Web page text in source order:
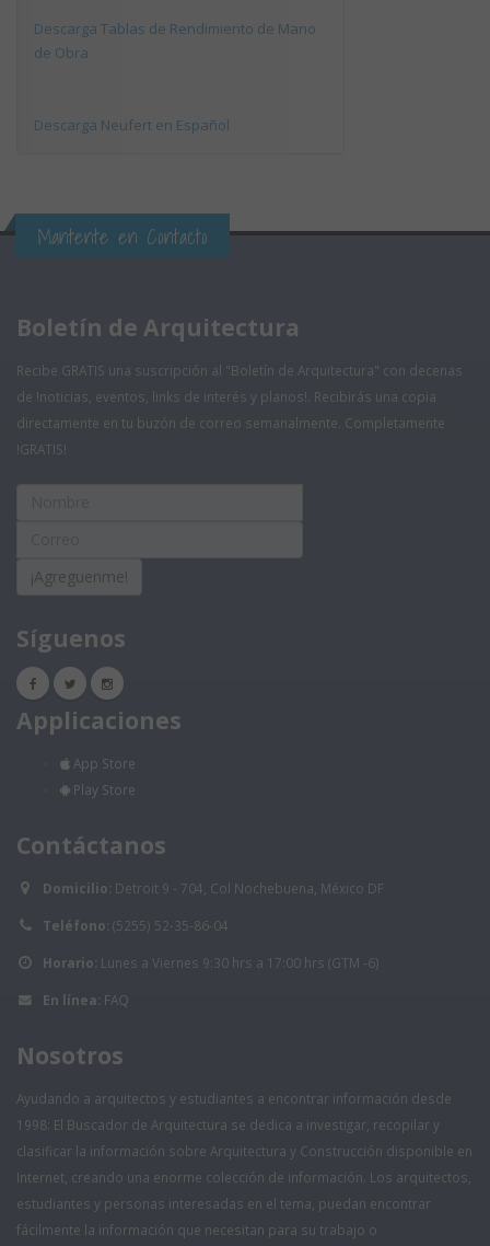
Descarga Tablas de Rendimiento de Mano
de Obra
Descarga Neufert en Español
Mantente en Contacto
Boletín de Arquitectura
Recibe GRATIS una suscripción al "Boletín de Arquitectura" con decenas
de !noticias, eventos, links de interés y planos!. Recibirás una copia
directamente en tu buzón de correo semanalmente. Completamente
!GRATIS!
¡Agreguenme!
Síguenos
Applicaciones
App Store
Play Store
Contáctanos
Domicilio: Detroit 9 - 704, Col Nochebuena, México DF
Teléfono: (5255) 52-35-86-04
Horario: Lunes a Viernes 9:30 hrs a 17:00 hrs (GTM -6)
En línea: FAQ
Nosotros
Ayudando a arquitectos y estudiantes a encontrar información desde
1998: El Buscador de Arquitectura se dedica a investigar, recopilar y
clasificar la información sobre Arquitectura y Construcción disponible en
Internet, creando una enorme colección de información. Los arquitectos,
estudiantes y personas interesadas en el tema, puedan encontrar
fácilmente la información que necesitan para su trabajo o